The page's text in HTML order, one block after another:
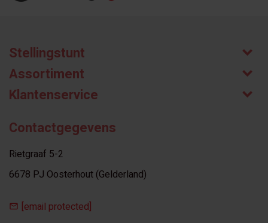
Stellingstunt
Assortiment
Klantenservice
Contactgegevens
Rietgraaf 5-2
6678 PJ Oosterhout (Gelderland)
[email protected]